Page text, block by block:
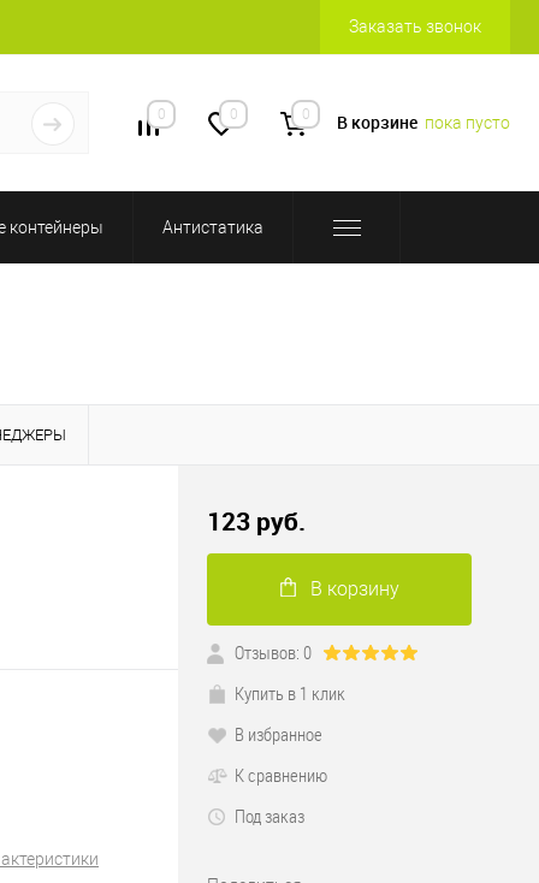
Заказать звонок
0 0 0 В корзине пока пусто
контейнеры Антистатика
123 руб.
В корзину
Отзывов: 0
Купить в 1 клик
В избранное
К сравнению
Под заказ